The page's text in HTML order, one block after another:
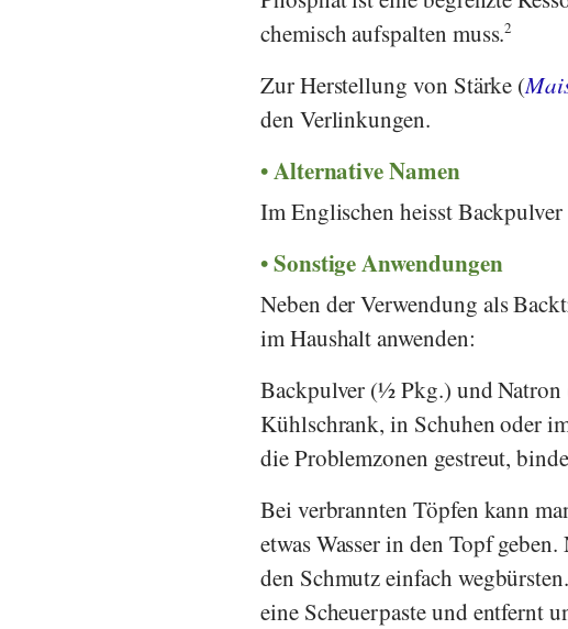
chemisch aufspalten muss.2
Zur Herstellung von Stärke (
den Verlinkungen.
Alternative Namen
Im Englischen heisst
Sonstige Anwendungen
Neben der Verwendung als
im Haushalt anwenden:
Backpulver (½ Pkg.) und
Kühlschrank, in Schuhen oder
die Problemzonen gestreut,
Bei verbrannten Töpfen kann
etwas Wasser in den Topf
den Schmutz einfach
eine Scheuerpaste und entfernt